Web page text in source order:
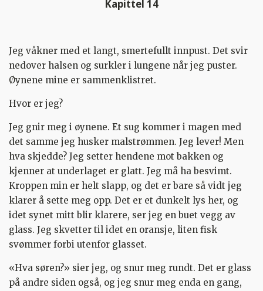
Kapittel 14
Jeg våkner med et langt, smertefullt innpust. Det svir
nedover halsen og surkler i lungene når jeg puster.
Øynene mine er sammenklistret.
Hvor er jeg?
Jeg gnir meg i øynene. Et sug kommer i magen med
det samme jeg husker malstrømmen. Jeg lever! Men
hva skjedde? Jeg setter hendene mot bakken og
kjenner at underlaget er glatt. Jeg må ha besvimt.
Kroppen min er helt slapp, og det er bare så vidt jeg
klarer å sette meg opp. Det er et dunkelt lys her, og
idet synet mitt blir klarere, ser jeg en buet vegg av
glass. Jeg skvetter til idet en oransje, liten fisk
svømmer forbi utenfor glasset.
«Hva søren?» sier jeg, og snur meg rundt. Det er glass
på andre siden også, og jeg snur meg enda en gang,